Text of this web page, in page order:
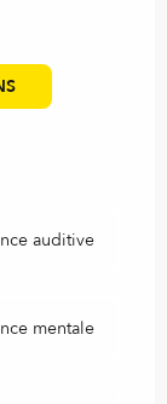
auditive
mentale